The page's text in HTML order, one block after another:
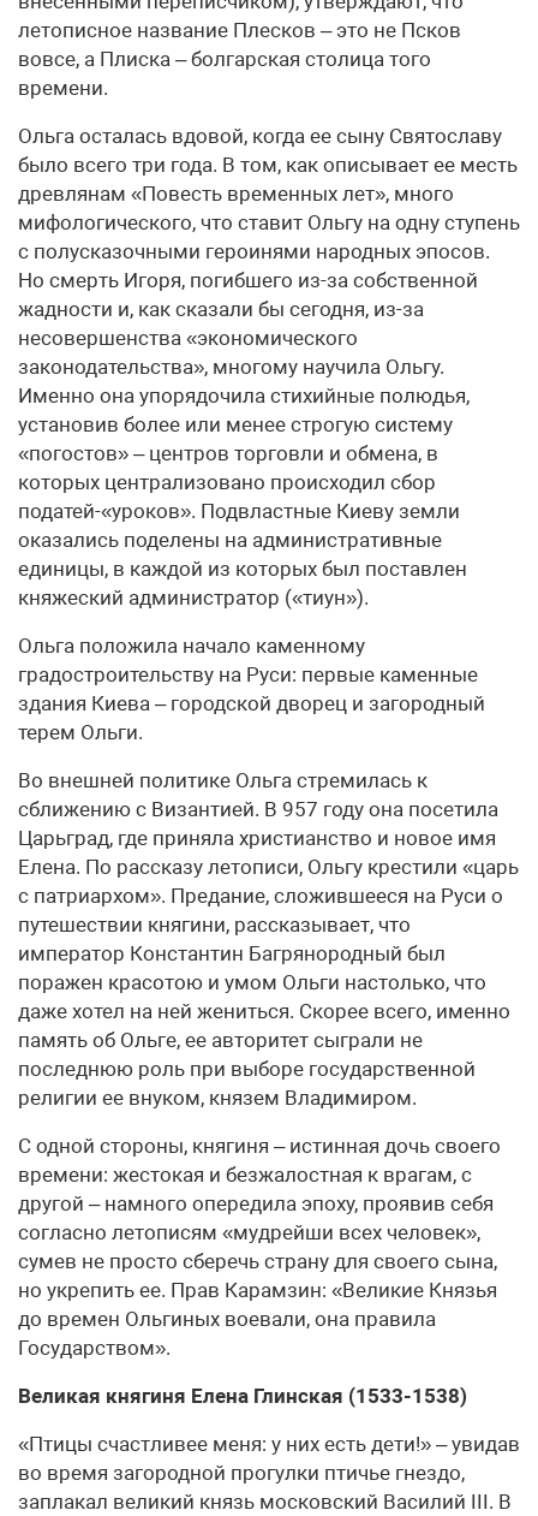
летописное название Плесков – это не Псков
вовсе, а Плиска – болгарская столица того
времени.
Ольга осталась вдовой, когда ее сыну Святославу
было всего три года. В том, как описывает ее месть
древлянам «Повесть временных лет», много
мифологического, что ставит Ольгу на одну ступень
с полусказочными героинями народных эпосов.
Но смерть Игоря, погибшего из-за собственной
жадности и, как сказали бы сегодня, из-за
несовершенства «экономического
законодательства», многому научила Ольгу.
Именно она упорядочила стихийные полюдья,
установив более или менее строгую систему
«погостов» – центров торговли и обмена, в
которых централизовано происходил сбор
податей-«уроков». Подвластные Киеву земли
оказались поделены на административные
единицы, в каждой из которых был поставлен
княжеский администратор («тиун»).
Ольга положила начало каменному
градостроительству на Руси: первые каменные
здания Киева – городской дворец и загородный
терем Ольги.
Во внешней политике Ольга стремилась к
сближению с Византией. В 957 году она посетила
Царьград, где приняла христианство и новое имя
Елена. По рассказу летописи, Ольгу крестили «царь
с патриархом». Предание, сложившееся на Руси о
путешествии княгини, рассказывает, что
император Константин Багрянородный был
поражен красотою и умом Ольги настолько, что
даже хотел на ней жениться. Скорее всего, именно
память об Ольге, ее авторитет сыграли не
последнюю роль при выборе государственной
религии ее внуком, князем Владимиром.
С одной стороны, княгиня – истинная дочь своего
времени: жестокая и безжалостная к врагам, с
другой – намного опередила эпоху, проявив себя
согласно летописям «мудрейши всех человек»,
сумев не просто сберечь страну для своего сына,
но укрепить ее. Прав Карамзин: «Великие Князья
до времен Ольгиных воевали, она правила
Государством».
Великая княгиня Елена Глинская (1533-1538)
«Птицы счастливее меня: у них есть дети!» – увидав
во время загородной прогулки птичье гнездо,
заплакал великий князь московский Василий III. В